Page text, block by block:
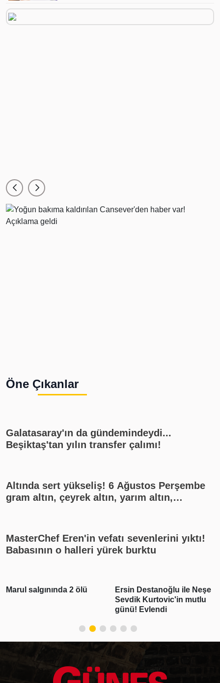
Öne Çıkanlar
Galatasaray'ın da gündemindeydi...
Beşiktaş'tan yılın transfer çalımı!
Altında sert yükseliş! 6 Ağustos Perşembe
gram altın, çeyrek altın, yarım altın,
MasterChef Eren'in vefatı sevenlerini yıktı!
Babasının o halleri yürek burktu
Marul salgınında 2 ölü
Ersin Destanoğlu ile Neşe
Sevdik Kurtovic'in mutlu
günü! Evlendi